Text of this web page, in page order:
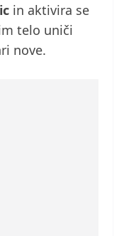
in aktivira se
telo uniči
nove.